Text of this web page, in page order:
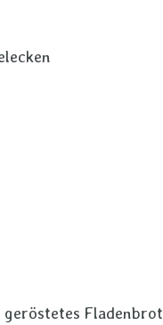
Fladenbrot